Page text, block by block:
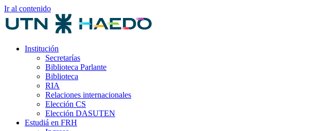
Ir al contenido
Institución
Secretarías
Biblioteca Parlante
Biblioteca
RIA
Relaciones internacionales
Elección CS
Elección DASUTEN
Estudiá en FRH